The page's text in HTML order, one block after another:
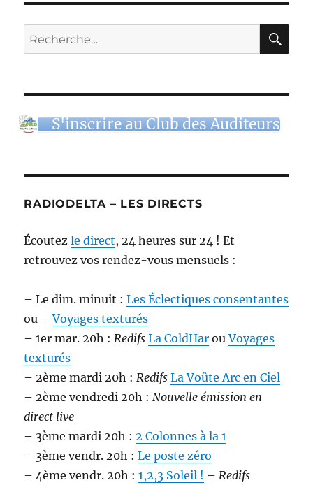
Recherche
pour :
S'inscrire au Club des Auditeurs
RADIODELTA – LES DIRECTS
Écoutezle direct, 24 heures sur 24 ! Et
retrouvez vos rendez-vous mensuels :
– Le dim. minuit :Les Éclectiques consentantes
ou –Voyages texturés
– 1er mar. 20h : Redifs La ColdHar ouVoyages
texturés
– 2ème mardi 20h : Redifs La Voûte Arc en Ciel
– 2ème vendredi 20h : Nouvelle émission en
direct live
– 3ème mardi 20h : 2 Colonnes à la 1
– 3ème vendr. 20h :Le poste zéro
– 4ème vendr. 20h :1,2,3 Soleil ! – Redifs